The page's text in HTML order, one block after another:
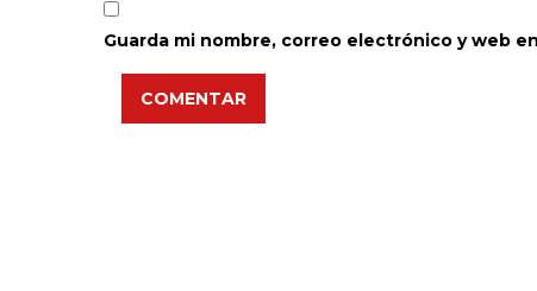
Guarda mi nombre, correo electrónico y web
COMENTAR